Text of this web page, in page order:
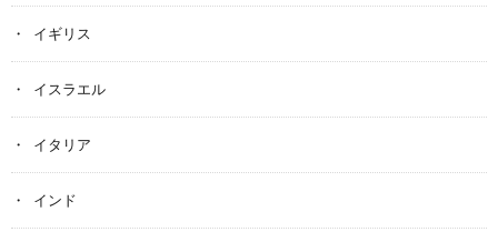
イギリス
イスラエル
イタリア
インド